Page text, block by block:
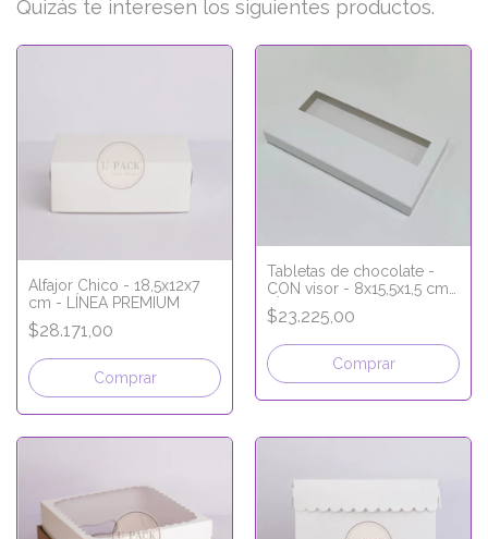
Quizás te interesen los siguientes productos.
Alfajor Chico - 18,5x12x7
cm - LÍNEA PREMIUM
$28.171,00
Comprar
Tabletas de chocolate -
CON visor - 8x15,5x1,5 cm -
LÍNEA PREMIUM
$23.225,00
Comprar